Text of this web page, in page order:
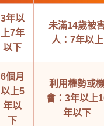
3年以
上7年
以下
未滿14歲被
人：7年以上
6個月
以上5
年以
下
利用權勢或
會：3年以上
年以下